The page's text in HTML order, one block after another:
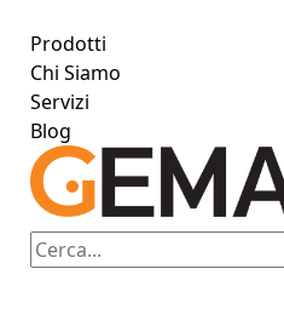
Prodotti
Chi Siamo
Servizi
Blog